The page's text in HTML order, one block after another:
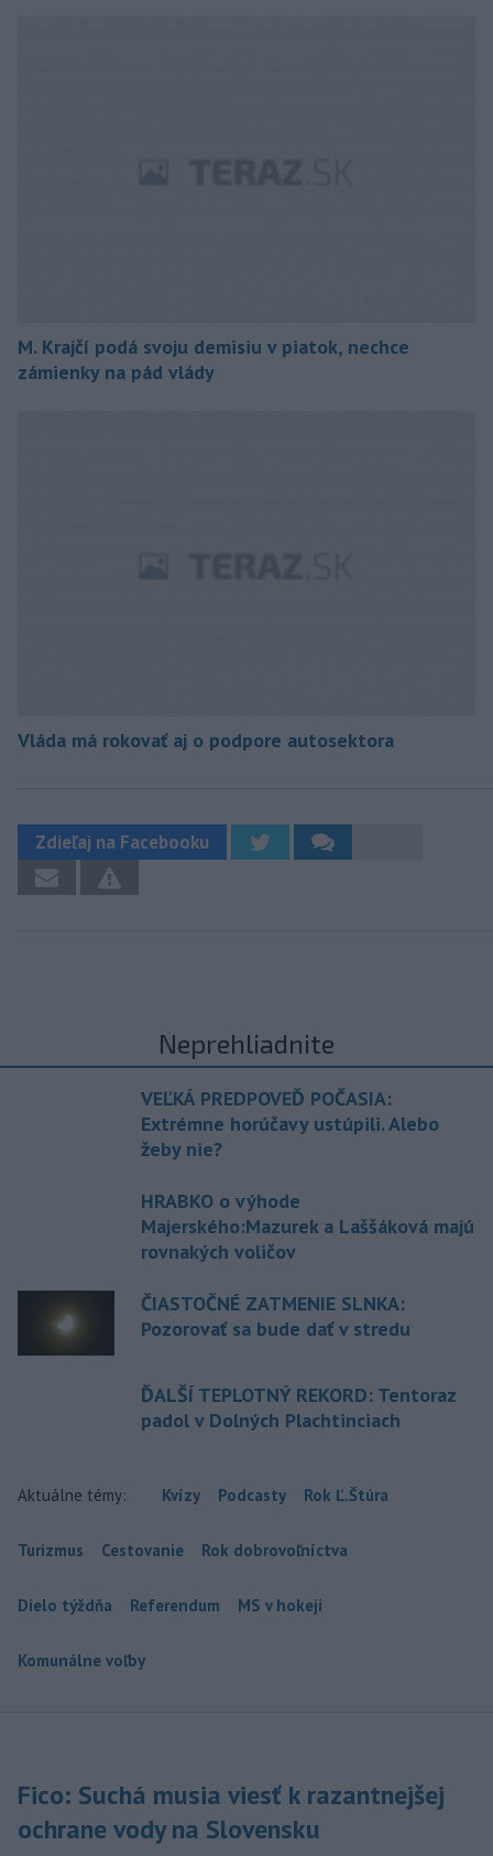
M. Krajčí podá svoju demisiu v piatok, nechce
zámienky na pád vlády
Vláda má rokovať aj o podpore autosektora
Zdieľaj na Facebooku
Neprehliadnite
VEĽKÁ PREDPOVEĎ POČASIA:
Extrémne horúčavy ustúpili. Alebo
žeby nie?
HRABKO o výhode
Majerského:Mazurek a Laššáková majú
rovnakých voličov
ČIASTOČNÉ ZATMENIE SLNKA:
Pozorovať sa bude dať v stredu
ĎALŠÍ TEPLOTNÝ REKORD: Tentoraz
padol v Dolných Plachtinciach
Aktuálne témy: Kvízy Podcasty Rok Ľ.Štúra
Turizmus Cestovanie Rok dobrovoľníctva
Dielo týždňa Referendum MS v hokeji
Komunálne voľby
Fico: Suchá musia viesť k razantnejšej
ochrane vody na Slovensku